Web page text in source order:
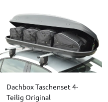
Dachbox Taschenset 4-
Teilig Original